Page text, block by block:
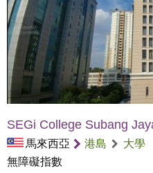
SEGi College Subang
馬來西亞 港島
大學
無障礙指數